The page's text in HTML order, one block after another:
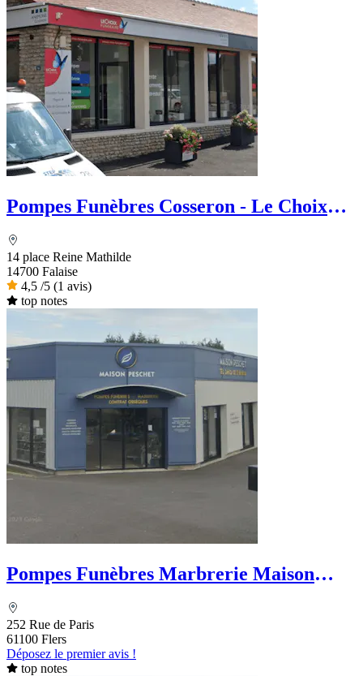
Pompes Funèbres Cosseron - Le Choix
14 place Reine Mathilde
14700 Falaise
4,5 /5 (1 avis)
top notes
Pompes Funèbres Marbrerie Maison
252 Rue de Paris
61100 Flers
Déposez le premier avis !
top notes